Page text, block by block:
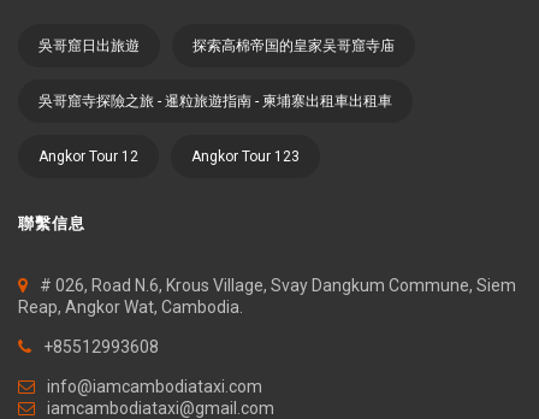
吳哥窟日出旅遊 探索高棉帝国的皇家吴哥窟寺庙
吳哥窟寺探險之旅 - 暹粒旅遊指南 - 柬埔寨出租車出租車
Angkor Tour 12 Angkor Tour 123
聯繫信息
# 026, Road N.6, Krous Village, Svay Dangkum Commune, Siem
Reap, Angkor Wat, Cambodia.
+85512993608
info@iamcambodiataxi.com
iamcambodiataxi@gmail.com